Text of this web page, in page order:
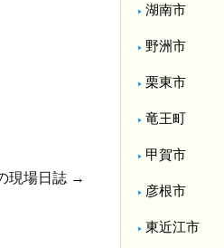
現場日誌 →
湖南市
野洲市
栗東市
竜王町
甲賀市
彦根市
東近江市